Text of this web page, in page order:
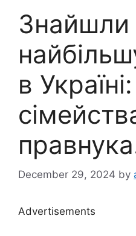
Знайшли
в
December 29, 2024 by
Advertisements